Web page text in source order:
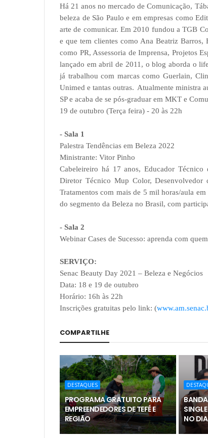
Há 21 anos no mercado de Comunicação,
beleza de São Paulo e em empresas como
arte de comunicar. Em 2010 fundou a TGB
e que tem clientes como Ana Beatriz Barros,
como PR, Assessoria de Imprensa, Projetos
lançado em abril de 2011, o blog aborda o
já trabalhou com marcas como Guerlain,
Unimed e tantas outras. Atualmente ministra
SP e acaba de se pós-graduar em MKT e
19 de outubro (Terça feira) - 20 às 22h
- Sala 1
Palestra Tendências em Beleza 2022
Ministrante: Vitor Pinho
Cabeleireiro há 17 anos, Educador Técnico
Diretor Técnico Mup Color, Desenvolvedor
Tratamentos com mais de 5 mil horas/aula
do segmento da Beleza no Brasil, com
- Sala 2
Webinar Cases de Sucesso: aprenda com
SERVIÇO:
Senac Beauty Day 2021 – Beleza e Negócios
Data: 18 e 19 de outubro
Horário: 16h às 22h
Inscrições gratuitas pelo link: (
COMPARTILHE
DESTAQUES
PROGRAMA GRATUITO PARA
EMPREENDEDORES DE TEFÉ E
REGIÃO
NO